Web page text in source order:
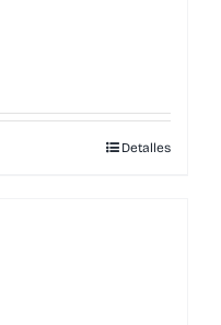
Detalles